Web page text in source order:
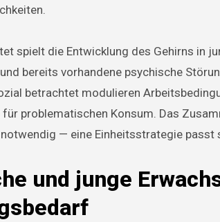
spielt die Entwicklung des Gehirns in
bereits vorhandene psychische
betrachtet modulieren
problematischen Konsum. Das
— eine Einheitsstrategie passt
und junge